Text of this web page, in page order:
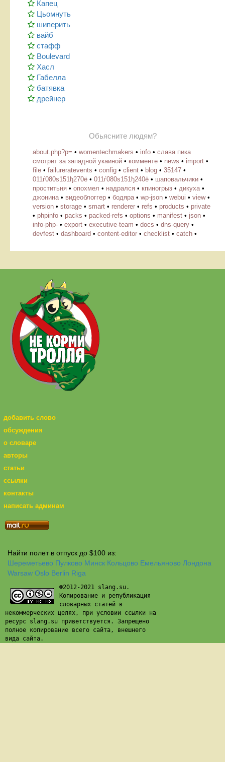
Капец
Цьомнуть
шиперить
вайб
стафф
Boulevard
Хасл
Габелла
батявка
дрейнер
Обьясните людям?
about.php?p= • womentechmakers • info • слава пика
смотрит за западной укаиной • комменте • news • import •
file • failureratevents • config • client • blog • 35147 •
011ѓ080ѕ151ђ270ё • 011ѓ080ѕ151ђ240ё • шаповальчики •
проститьня • опохмел • надрался • кпиногрыз • дикуха•
джонина• видеоблоггер • бодяра• wp-json • webui • view•
version • storage • smart • renderer • refs • products • private
• phpinfo • packs • packed-refs • options • manifest • json •
info-php- • export • executive-team • docs • dns-query •
devfest • dashboard • content-editor • checklist • catch •
добавить слово
обсуждения
о словаре
авторы
статьи
ссылки
контакты
написать админам
Найти полет в отпуск до $100 из:
Шереметьево Пулково Минск Кольцово Емельяново Лондона
Warsaw Oslo Berlin Riga
©2012-2021 slang.su.
Копирование и републикация
словарных статей в
некоммерческих целях, при условии ссылки на
ресурс slang.su приветствуется. Запрещено
полное копирование всего сайта, внешнего
вида сайта.